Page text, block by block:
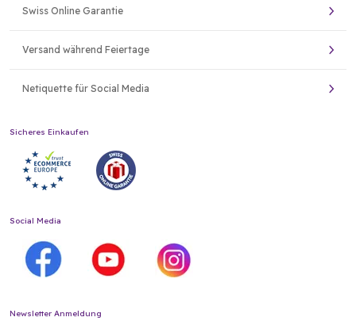
Swiss Online Garantie
Versand während Feiertage
Netiquette für Social Media
Sicheres Einkaufen
Social Media
Newsletter Anmeldung